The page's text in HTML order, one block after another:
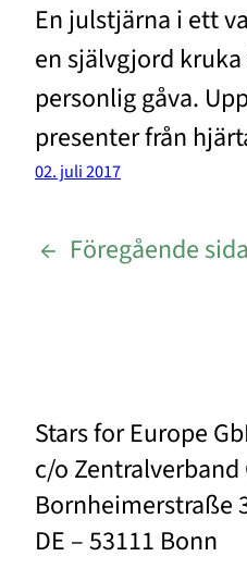
En julstjärna i ett
en självgjord
personlig gåva.
presenter från
02. juli 2017
← Föregående sida
Stars for Europe
c/o
Bornheimerstraße
DE – 53111 Bonn